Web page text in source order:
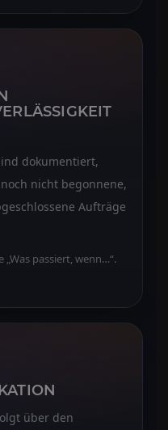
dokumentiert,
nicht begonnene,
Aufträge
passiert, wenn…“.
über den